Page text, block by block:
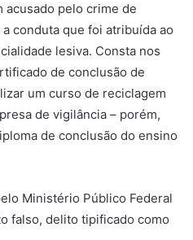
acusado pelo crime de
conduta que foi atribuída ao
lesiva. Consta nos
de conclusão de
um curso de reciclagem
de vigilância – porém,
de conclusão do ensino
Ministério Público Federal
falso, delito tipificado como